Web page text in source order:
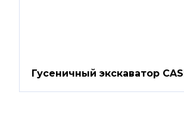
Гусеничный экскаватор